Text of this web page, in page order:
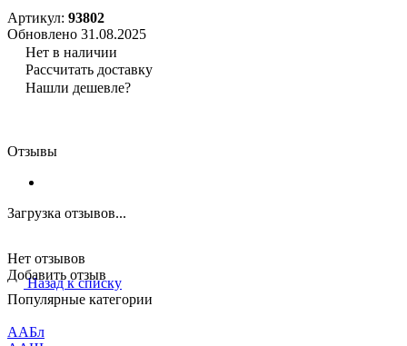
Артикул: 93802
Обновлено 31.08.2025
Нет в наличии
Рассчитать доставку
Нашли дешевле?
Отзывы
Загрузка отзывов...
Нет отзывов
Добавить отзыв
Назад к списку
Популярные категории
ААБл